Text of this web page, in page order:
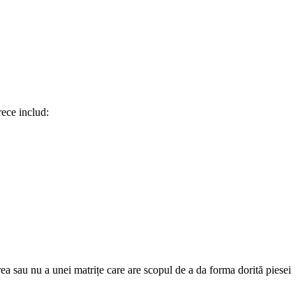
includ:
sau nu a unei matrițe care are scopul de a da forma dorită piesei